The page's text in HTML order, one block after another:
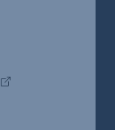
oldalra ugrik)
ugrik)
(külső oldalra